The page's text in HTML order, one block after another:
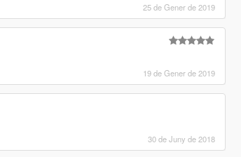
25 de Gener de 2019
19 de Gener de 2019
30 de Juny de 2018